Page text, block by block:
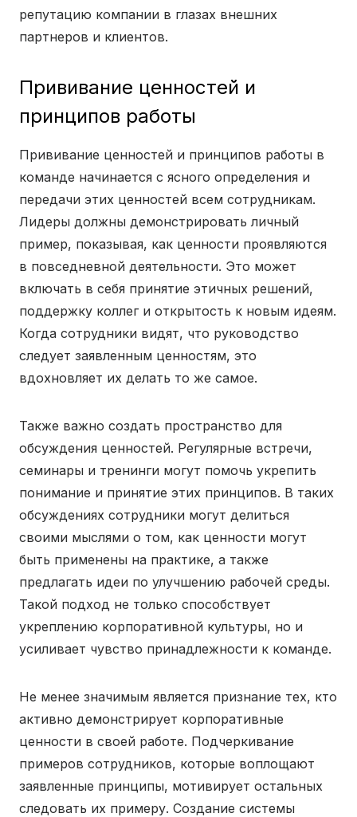
репутацию компании в глазах внешних
партнеров и клиентов.
Прививание ценностей и
принципов работы
Прививание ценностей и принципов работы в
команде начинается с ясного определения и
передачи этих ценностей всем сотрудникам.
Лидеры должны демонстрировать личный
пример, показывая, как ценности проявляются
в повседневной деятельности. Это может
включать в себя принятие этичных решений,
поддержку коллег и открытость к новым идеям.
Когда сотрудники видят, что руководство
следует заявленным ценностям, это
вдохновляет их делать то же самое.
Также важно создать пространство для
обсуждения ценностей. Регулярные встречи,
семинары и тренинги могут помочь укрепить
понимание и принятие этих принципов. В таких
обсуждениях сотрудники могут делиться
своими мыслями о том, как ценности могут
быть применены на практике, а также
предлагать идеи по улучшению рабочей среды.
Такой подход не только способствует
укреплению корпоративной культуры, но и
усиливает чувство принадлежности к команде.
Не менее значимым является признание тех, кто
активно демонстрирует корпоративные
ценности в своей работе. Подчеркивание
примеров сотрудников, которые воплощают
заявленные принципы, мотивирует остальных
следовать их примеру. Создание системы